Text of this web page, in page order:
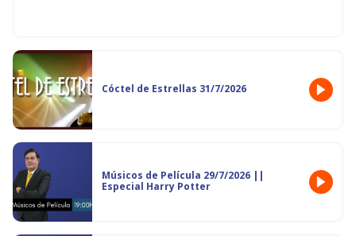
Cóctel de Estrellas 31/7/2026
Músicos de Película 29/7/2026 ||
Especial Harry Potter